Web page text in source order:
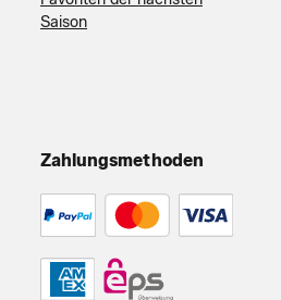
Saison
Zahlungsmethoden